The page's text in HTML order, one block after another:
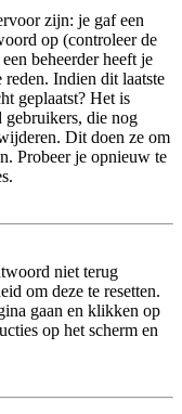
zijn: je gaf een
op (controleer de
beheerder heeft je
Indien dit laatste
geplaatst? Het is
gebruikers, die nog
Dit doen ze om
Probeer je opnieuw te
niet terug
om deze te resetten.
gaan en klikken op
op het scherm en